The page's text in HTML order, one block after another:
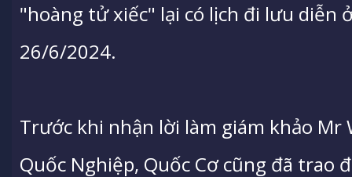
"hoàng tử xiếc" lại có lịch đi lưu diễn
26/6/2024.
Trước khi nhận lời làm giám khảo Mr
Quốc Nghiệp, Quốc Cơ cũng đã trao